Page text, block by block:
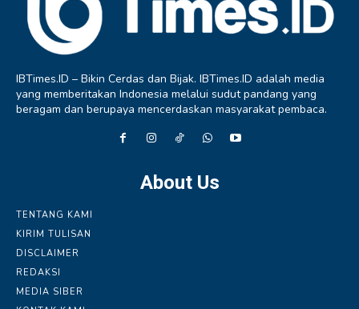
IBTimes.ID – Bikin Cerdas dan Bijak. IBTimes.ID adalah media
yang memberitakan Indonesia melalui sudut pandang yang
beragam dan berupaya mencerdaskan masyarakat pembaca.
About Us
TENTANG KAMI
KIRIM TULISAN
DISCLAIMER
REDAKSI
MEDIA SIBER